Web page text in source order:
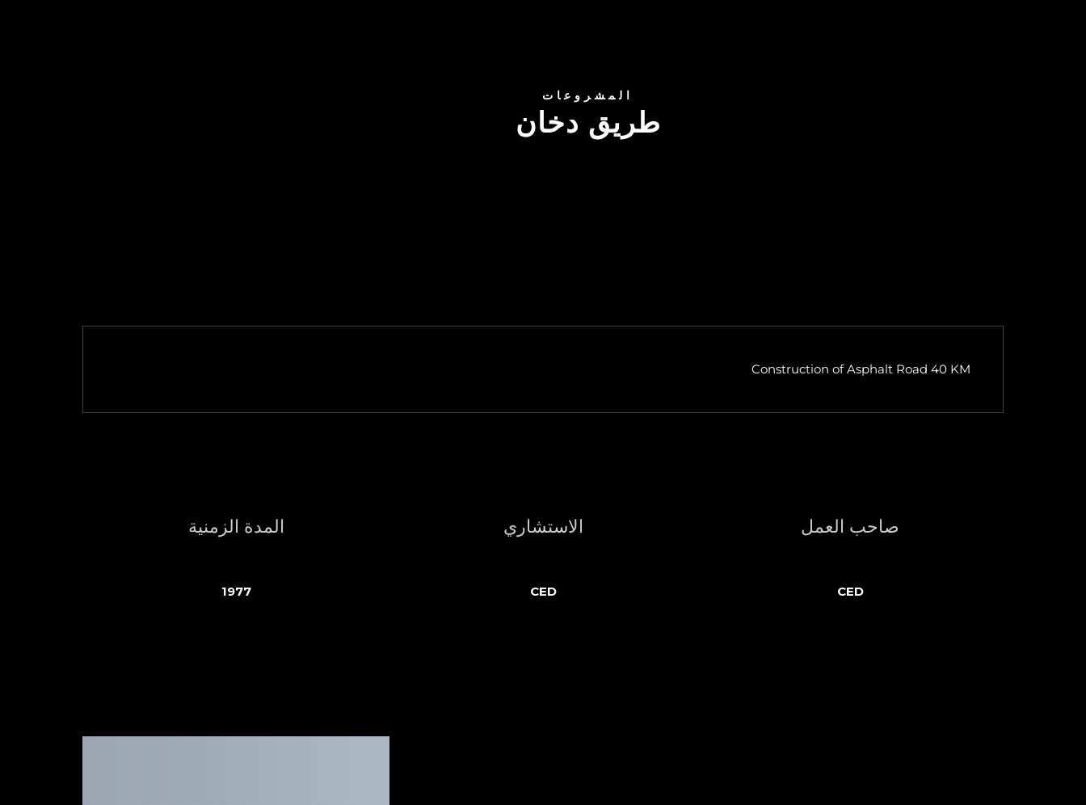
المشروعات
طريق دخان
Construction of Asphalt Road 40 KM
صاحب العمل
CED
الاستشاري
CED
المدة الزمنية
1977